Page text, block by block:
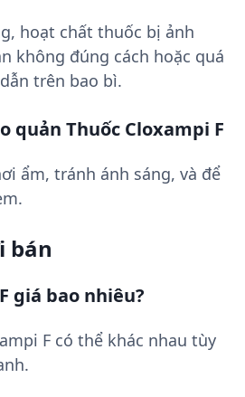
hoạt chất thuốc bị ảnh
không đúng cách hoặc quá
trên bao bì.
quản Thuốc Cloxampi F
ẩm, tránh ánh sáng, và để
bán
giá bao nhiêu?
F có thể khác nhau tùy